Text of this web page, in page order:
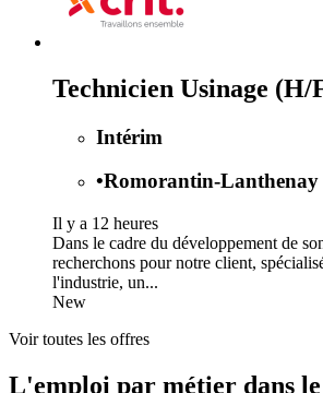
Technicien Usinage (H/
Intérim
•Romorantin-Lanthenay
Il y a 12 heures
Dans le cadre du développement de
recherchons pour notre client,
l'industrie, un...
New
Voir toutes les offres
L'emploi par métier dans